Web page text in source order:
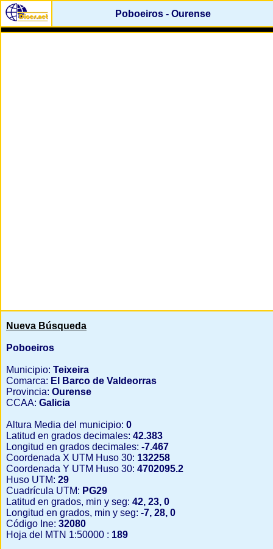
Poboeiros - Ourense
Nueva Búsqueda
Poboeiros
Municipio: Teixeira
Comarca: El Barco de Valdeorras
Provincia: Ourense
CCAA: Galicia
Altura Media del municipio: 0
Latitud en grados decimales: 42.383
Longitud en grados decimales: -7.467
Coordenada X UTM Huso 30: 132258
Coordenada Y UTM Huso 30: 4702095.2
Huso UTM: 29
Cuadrícula UTM: PG29
Latitud en grados, min y seg: 42, 23, 0
Longitud en grados, min y seg: -7, 28, 0
Código Ine: 32080
Hoja del MTN 1:50000 : 189